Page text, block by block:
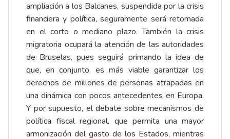
ampliación a los Balcanes, suspendida por la crisis
financiera y política, seguramente será retomada
en el corto o mediano plazo. También la crisis
migratoria ocupará la atención de las autoridades
de Bruselas, pues seguirá primando la idea de
que, en conjunto, es más viable garantizar los
derechos de millones de personas atrapadas en
una dinámica con pocos antecedentes en Europa.
Y por supuesto, el debate sobre mecanismos de
política fiscal regional, que permita una mayor
armonización del gasto de los Estados, mientras